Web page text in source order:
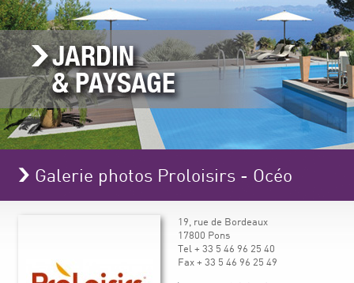
Galerie photos Proloisirs - Océo
19, rue de Bordeaux
17800 Pons
Tel + 33 5 46 96 25 40
Fax + 33 5 46 96 25 49